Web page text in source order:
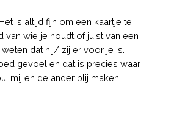
is altijd fijn om een kaartje te
van wie je houdt of juist van een
dat hij/ zij er voor je is.
gevoel en dat is precies waar
mij en de ander blij maken.